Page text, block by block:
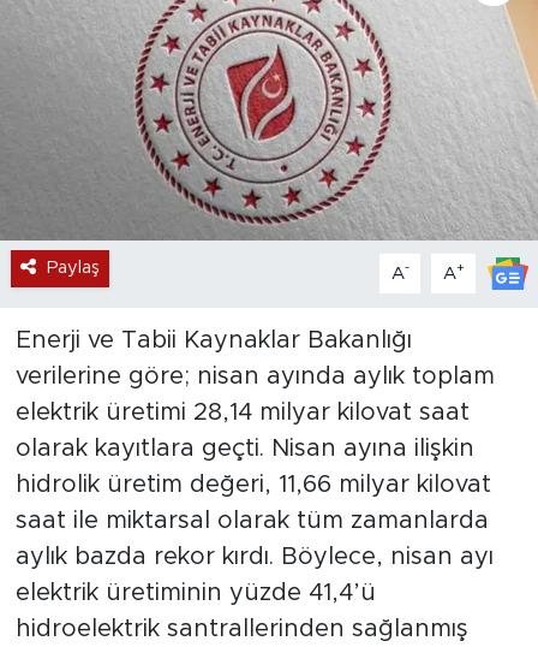
Paylaş A- A+
Enerji ve Tabii Kaynaklar Bakanlığı
verilerine göre; nisan ayında aylık toplam
elektrik üretimi 28,14 milyar kilovat saat
olarak kayıtlara geçti. Nisan ayına ilişkin
hidrolik üretim değeri, 11,66 milyar kilovat
saat ile miktarsal olarak tüm zamanlarda
aylık bazda rekor kırdı. Böylece, nisan ayı
elektrik üretiminin yüzde 41,4’ü
hidroelektrik santrallerinden sağlanmış
Turizm